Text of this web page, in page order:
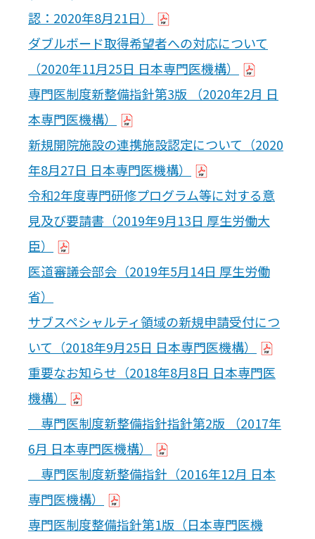
認：2020年8月21日）
ダブルボード取得希望者への対応について
（2020年11月25日 日本専門医機構）
専門医制度新整備指針第3版 （2020年2月 日
本専門医機構）
新規開院施設の連携施設認定について（2020
年8月27日 日本専門医機構）
令和2年度専門研修プログラム等に対する意
見及び要請書（2019年9月13日 厚生労働大
臣）
医道審議会部会（2019年5月14日 厚生労働
省）
サブスペシャルティ領域の新規申請受付につ
いて（2018年9月25日 日本専門医機構）
重要なお知らせ（2018年8月8日 日本専門医
機構）
専門医制度新整備指針指針第2版 （2017年
6月 日本専門医機構）
専門医制度新整備指針（2016年12月 日本
専門医機構）
専門医制度整備指針第1版（日本専門医機